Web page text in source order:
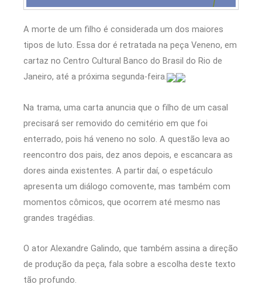
A morte de um filho é considerada um dos maiores
tipos de luto. Essa dor é retratada na peça Veneno, em
cartaz no Centro Cultural Banco do Brasil do Rio de
Janeiro, até a próxima segunda-feira.
Na trama, uma carta anuncia que o filho de um casal
precisará ser removido do cemitério em que foi
enterrado, pois há veneno no solo. A questão leva ao
reencontro dos pais, dez anos depois, e escancara as
dores ainda existentes. A partir daí, o espetáculo
apresenta um diálogo comovente, mas também com
momentos cômicos, que ocorrem até mesmo nas
grandes tragédias.
O ator Alexandre Galindo, que também assina a direção
de produção da peça, fala sobre a escolha deste texto
tão profundo.